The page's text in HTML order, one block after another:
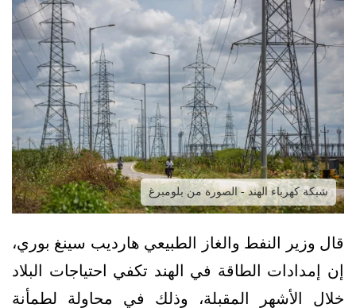
شبكة كهرباء الهند - الصورة من بلومبرغ
قال وزير النفط والغاز الطبيعي هارديب سينغ بوري،
إن إمدادات الطاقة في الهند تكفي احتياجات البلاد
خلال الأشهر المقبلة، وذلك في محاولة لطمأنة